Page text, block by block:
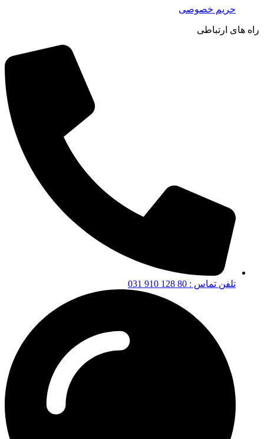
حریم خصوصی
راه های ارتباطی
تلفن تماس : 80 128 910 031